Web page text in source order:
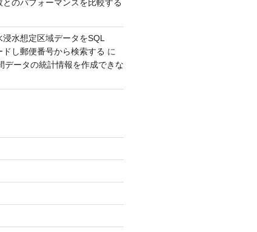
とのパフォーマンスを比較する
水想定区域データをSQL
し郵便番号から検索する に
データの統計情報を作成できな